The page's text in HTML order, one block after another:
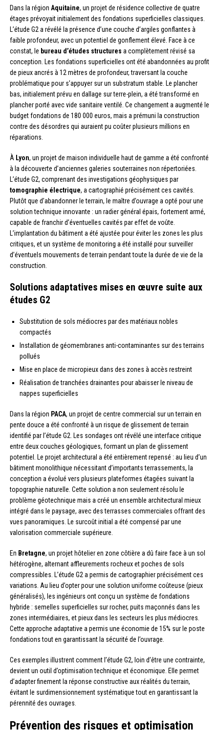
Dans la région Aquitaine, un projet de résidence collective de quatre
étages prévoyait initialement des fondations superficielles classiques.
L’étude G2 a révélé la présence d’une couche d’argiles gonflantes à
faible profondeur, avec un potentiel de gonflement élevé. Face à ce
constat, le bureau d’études structures a complètement révisé sa
conception. Les fondations superficielles ont été abandonnées au profit
de pieux ancrés à 12 mètres de profondeur, traversant la couche
problématique pour s’appuyer sur un substratum stable. Le plancher
bas, initialement prévu en dallage sur terre-plein, a été transformé en
plancher porté avec vide sanitaire ventilé. Ce changement a augmenté le
budget fondations de 180 000 euros, mais a prémuni la construction
contre des désordres qui auraient pu coûter plusieurs millions en
réparations.
À Lyon, un projet de maison individuelle haut de gamme a été confronté
à la découverte d’anciennes galeries souterraines non répertoriées.
L’étude G2, comprenant des investigations géophysiques par
tomographie électrique, a cartographié précisément ces cavités.
Plutôt que d’abandonner le terrain, le maître d’ouvrage a opté pour une
solution technique innovante : un radier général épais, fortement armé,
capable de franchir d’éventuelles cavités par effet de voûte.
L’implantation du bâtiment a été ajustée pour éviter les zones les plus
critiques, et un système de monitoring a été installé pour surveiller
d’éventuels mouvements de terrain pendant toute la durée de vie de la
construction.
Solutions adaptatives mises en œuvre suite aux
études G2
Substitution de sols médiocres par des matériaux nobles
compactés
Installation de géomembranes anti-contaminantes sur des terrains
pollués
Mise en place de micropieux dans des zones à accès restreint
Réalisation de tranchées drainantes pour abaisser le niveau de
nappes superficielles
Dans la région PACA, un projet de centre commercial sur un terrain en
pente douce a été confronté à un risque de glissement de terrain
identifié par l’étude G2. Les sondages ont révélé une interface critique
entre deux couches géologiques, formant un plan de glissement
potentiel. Le projet architectural a été entièrement repensé : au lieu d’un
bâtiment monolithique nécessitant d’importants terrassements, la
conception a évolué vers plusieurs plateformes étagées suivant la
topographie naturelle. Cette solution a non seulement résolu le
problème géotechnique mais a créé un ensemble architectural mieux
intégré dans le paysage, avec des terrasses commerciales offrant des
vues panoramiques. Le surcoût initial a été compensé par une
valorisation commerciale supérieure.
En Bretagne, un projet hôtelier en zone côtière a dû faire face à un sol
hétérogène, alternant affleurements rocheux et poches de sols
compressibles. L’étude G2 a permis de cartographier précisément ces
variations. Au lieu d’opter pour une solution uniforme coûteuse (pieux
généralisés), les ingénieurs ont conçu un système de fondations
hybride : semelles superficielles sur rocher, puits maçonnés dans les
zones intermédiaires, et pieux dans les secteurs les plus médiocres.
Cette approche adaptative a permis une économie de 15% sur le poste
fondations tout en garantissant la sécurité de l’ouvrage.
Ces exemples illustrent comment l’étude G2, loin d’être une contrainte,
devient un outil d’optimisation technique et économique. Elle permet
d’adapter finement la réponse constructive aux réalités du terrain,
évitant le surdimensionnement systématique tout en garantissant la
pérennité des ouvrages.
Prévention des risques et optimisation